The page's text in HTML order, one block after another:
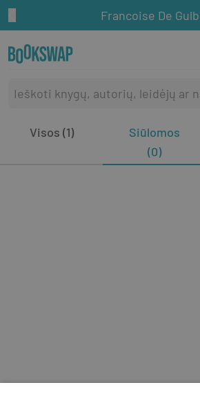
Francoise De
Visos (1)
Siūlomos
(0)